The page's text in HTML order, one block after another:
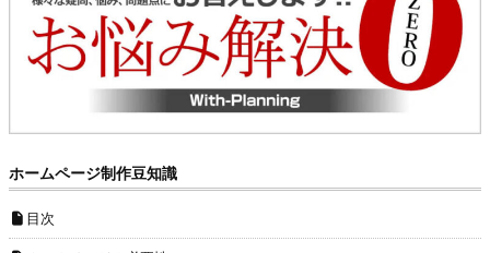
ホームページ制作豆知識
目次